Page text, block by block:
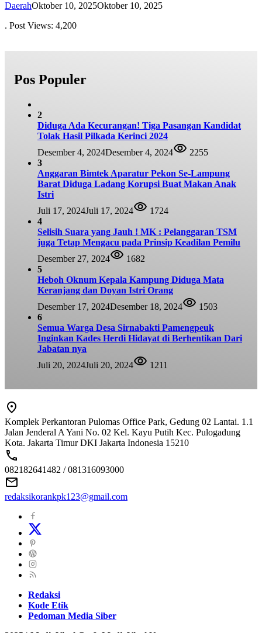
DaerahOktober 10, 2025Oktober 10, 2025
. Post Views: 4,200
Pos Populer
2
Diduga Ada Kecurangan! Tiga Pasangan Kandidat
Tolak Hasil Pilkada Kerinci 2024
Desember 4, 2024Desember 4, 2024
2255
3
Anggaran Bimtek Aparatur Pekon Se-Lampung
Barat Diduga Ladang Korupsi Buat Makan Anak
Istri
Juli 17, 2024Juli 17, 2024
1724
4
Selisih Suara yang Jauh ! MK : Pelanggaran TSM
juga Tetap Mengacu pada Prinsip Keadilan Pemilu
Desember 27, 2024
1682
5
Heboh Oknum Kepala Kampung Diduga Mata
Keranjang dan Doyan Istri Orang
Desember 17, 2024Desember 18, 2024
1503
6
Semua Warga Desa Sirnabakti Pamengpeuk
Inginkan Kades Herdi Hidayat di Berhentikan Dari
Jabatan nya
Juli 20, 2024Juli 20, 2024 1211
Komplek Perkantoran Pulomas Office Park, Gedung 02 Lantai. 1.1
Jalan Jenderal A Yani No. 02 Kel. Kayu Putih Kec. Pulogadung
Kota. Jakarta Timur DKI Jakarta Indonesia 15210
082182641482 / 081316093000
redaksikorankpk123@gmail.com
Redaksi
Kode Etik
Pedoman Media Siber